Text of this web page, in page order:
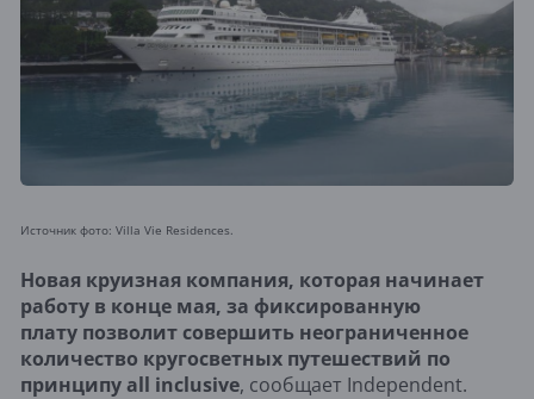
Источник фото: Villa Vie Residences.
Новая круизная компания, которая начинает
работу в конце мая, за фиксированную
плату позволит совершить неограниченное
количество кругосветных путешествий по
принципу all inclusive, сообщает Independent.